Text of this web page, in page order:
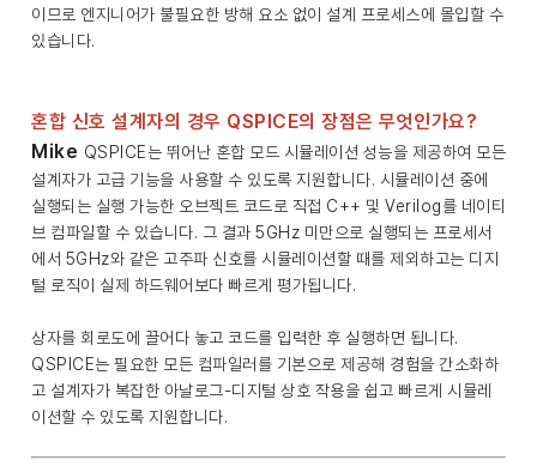
이므로 엔지니어가 불필요한 방해 요소 없이 설계 프로세스에 몰입할 수
있습니다.
혼합 신호 설계자의 경우 QSPICE의 장점은 무엇인가요?
Mike QSPICE는 뛰어난 혼합 모드 시뮬레이션 성능을 제공하여 모든
설계자가 고급 기능을 사용할 수 있도록 지원합니다. 시뮬레이션 중에
실행되는 실행 가능한 오브젝트 코드로 직접 C++ 및 Verilog를 네이티
브 컴파일할 수 있습니다. 그 결과 5GHz 미만으로 실행되는 프로세서
에서 5GHz와 같은 고주파 신호를 시뮬레이션할 때를 제외하고는 디지
털 로직이 실제 하드웨어보다 빠르게 평가됩니다.
상자를 회로도에 끌어다 놓고 코드를 입력한 후 실행하면 됩니다.
QSPICE는 필요한 모든 컴파일러를 기본으로 제공해 경험을 간소화하
고 설계자가 복잡한 아날로그-디지털 상호 작용을 쉽고 빠르게 시뮬레
이션할 수 있도록 지원합니다.